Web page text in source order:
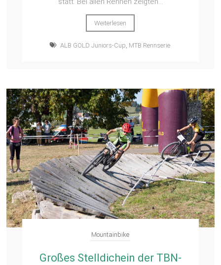
Weiterlesen
ALB GOLD Juniors-Cup MTB Rennserie
Mountainbike
Großes Stelldichein der TBN-